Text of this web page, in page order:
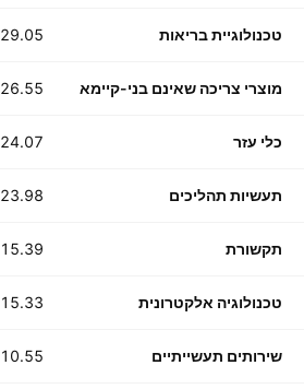
טכנולוגיית בריאות 29.05 T
מוצרי צריכה שאינם בני-קיימא 26.55 T
כלי עזר 24.07 T
תעשיות תהליכים 23.98 T
תקשורת 15.39 T
טכנולוגיה אלקטרונית 15.33 T
שירותים תעשייתיים 10.55 T